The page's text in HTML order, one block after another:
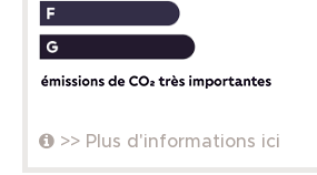
>> Plus d'informations ici